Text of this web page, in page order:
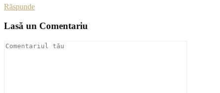
Răspunde
Lasă un Comentariu